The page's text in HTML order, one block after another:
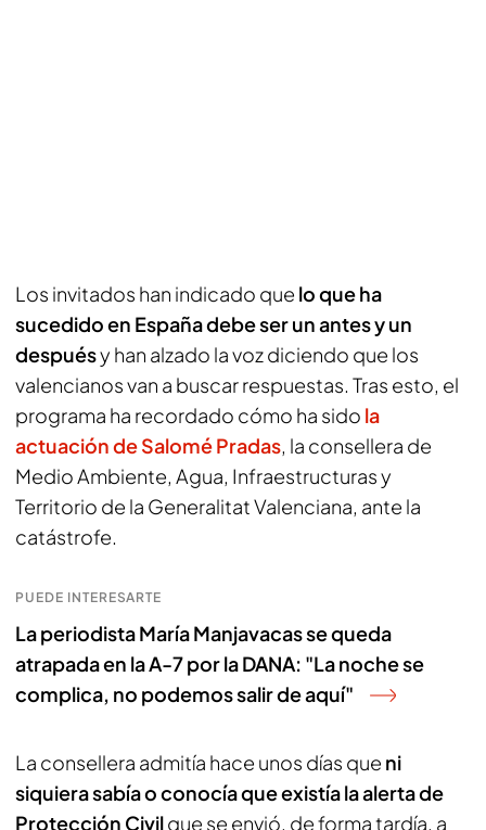
Los invitados han indicado que lo que ha
sucedido en España debe ser un antes y un
despuésy han alzado la voz diciendo que los
valencianos van a buscar respuestas. Tras esto, el
programa ha recordado cómo ha sido la
actuación de Salomé Pradas, la consellera de
Medio Ambiente, Agua, Infraestructuras y
Territorio de la Generalitat Valenciana, ante la
catástrofe.
PUEDE INTERESARTE
La periodista María Manjavacas se queda
atrapada en la A-7 por la DANA: "La noche se
complica, no podemos salir de aquí"
La consellera admitía hace unos días que ni
siquiera sabía o conocía que existía la alerta de
Protección Civilque se envió, de forma tardía, a